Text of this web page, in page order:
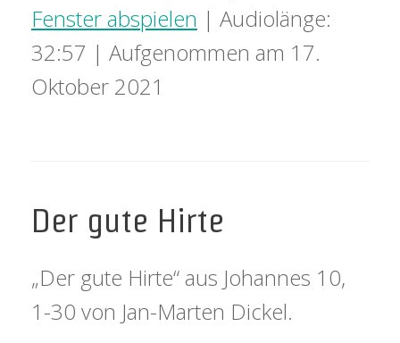
Fenster abspielen | Audiolänge:
32:57 | Aufgenommen am 17.
Oktober 2021
Der gute Hirte
„Der gute Hirte“ aus Johannes 10,
1-30 von Jan-Marten Dickel.